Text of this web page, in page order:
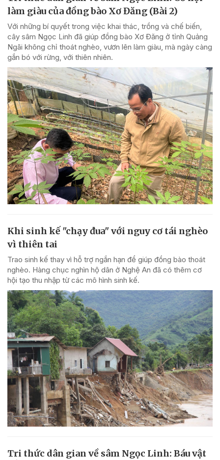
làm giàu của đồng bào Xơ Đăng (Bài 2)
Với những bí quyết trong việc khai thác, trồng và chế biến,
cây sâm Ngọc Linh đã giúp đồng bào Xơ Đăng ở tỉnh Quảng
Ngãi không chỉ thoát nghèo, vươn lên làm giàu, mà ngày càng
gắn bó với rừng, với thiên nhiên.
Khi sinh kế "chạy đua" với nguy cơ tái nghèo
vì thiên tai
Trao sinh kế thay vì hỗ trợ ngắn hạn để giúp đồng bào thoát
nghèo. Hàng chục nghìn hộ dân ở Nghệ An đã có thêm cơ
hội tạo thu nhập từ các mô hình sinh kế.
Tri thức dân gian về sâm Ngọc Linh: Báu vật